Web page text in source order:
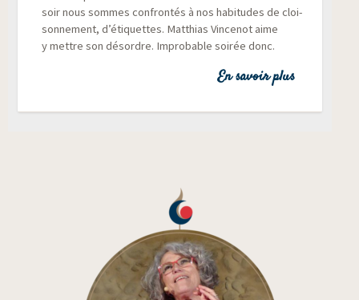
soir nous sommes confron­tés à nos habi­tudes de cloi­
son­ne­ment, d’étiquettes. Mat­thias Vin­ce­not aime
y mettre son désordre. Impro­bable soi­rée donc.
En savoir plus